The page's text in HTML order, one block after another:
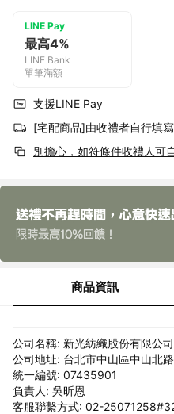
LINE Pay
最高4%
LINE Bank
單筆滿額
支援LINE Pay
[宅配商品]由收禮者自行填
別擔心，如符條件收禮人可
商品資訊
公司名稱: 新光紡織股份有限公司
公司地址: 台北市中山區中山北
統一編號: 07435901
負責人: 吳昕恩
客服聯繫方式: 02-